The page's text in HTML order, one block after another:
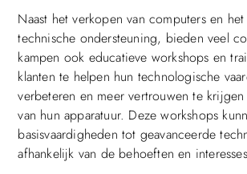
Naast het verkopen van computers en
technische ondersteuning, bieden veel
kampen ook educatieve workshops en
klanten te helpen hun technologische
verbeteren en meer vertrouwen te
van hun apparatuur. Deze workshops
basisvaardigheden tot geavanceerde
afhankelijk van de behoeften en